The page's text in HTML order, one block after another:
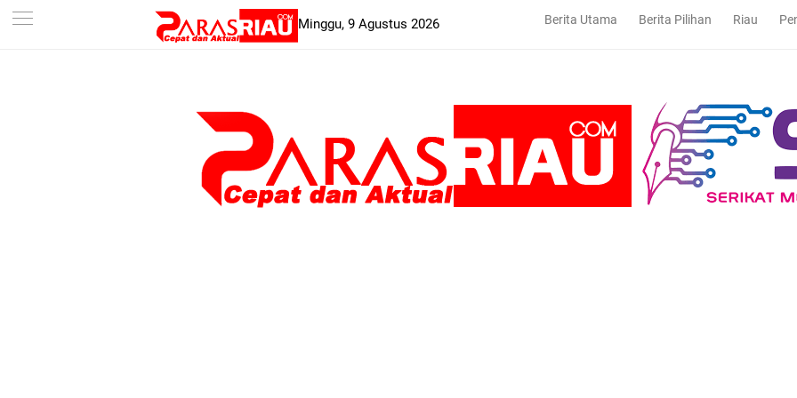
-->
Minggu, 9 Agustus 2026 Berita Utama Berita Pilihan Riau